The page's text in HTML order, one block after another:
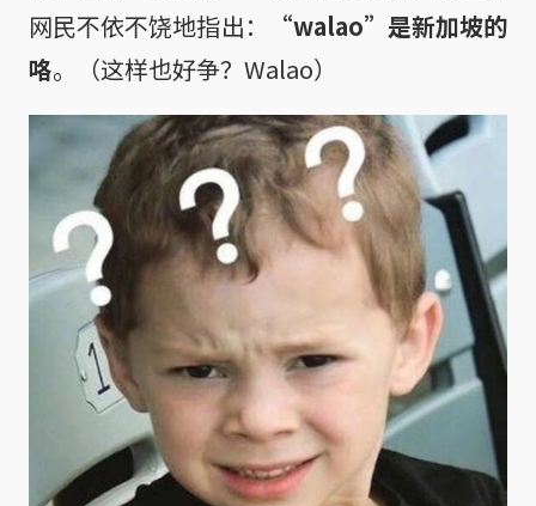
网民不依不饶地指出：
“walao”是新加坡的
咯。（这样也好争？Walao）